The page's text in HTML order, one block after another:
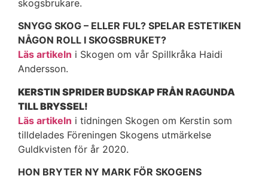
skogsbrukare.
SNYGG SKOG – ELLER FUL? SPELAR ESTETIKEN
NÅGON ROLL I SKOGSBRUKET?
Läs artikeln i Skogen om vår Spillkråka Haidi
Andersson.
KERSTIN SPRIDER BUDSKAP FRÅN RAGUNDA
TILL BRYSSEL!
Läs artikeln i tidningen Skogen om Kerstin som
tilldelades Föreningen Skogens utmärkelse
Guldkvisten för år 2020.
HON BRYTER NY MARK FÖR SKOGENS